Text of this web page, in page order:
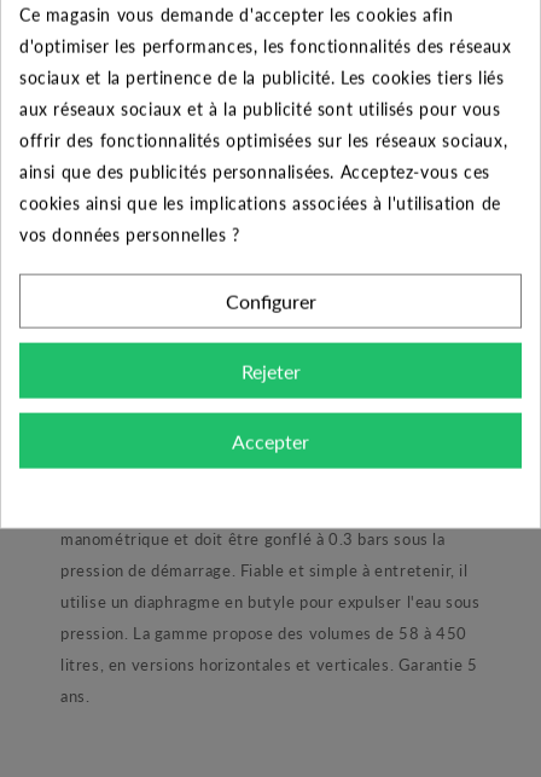
221.98 €
Ajouter au panier
- Le réservoir à diaphragme PWB 80 litres V,
certifié ACS, est un modèle vertical destiné aux
installations de surpression pour habitation ou arrosage.
manométrique et doit être gonflé à 0.3 bars sous la
pression de démarrage. Fiable et simple à entretenir, il
utilise un diaphragme en butyle pour expulser l'eau sous
pression. La gamme propose des volumes de 58 à 450
litres, en versions horizontales et verticales. Garantie 5
ans.
Ce magasin vous demande d'accepter les cookies afin
d'optimiser les performances, les fonctionnalités des réseaux
sociaux et la pertinence de la publicité. Les cookies tiers liés
aux réseaux sociaux et à la publicité sont utilisés pour vous
offrir des fonctionnalités optimisées sur les réseaux sociaux,
ainsi que des publicités personnalisées. Acceptez-vous ces
cookies ainsi que les implications associées à l'utilisation de
vos données personnelles ?
Configurer
Rejeter
Accepter